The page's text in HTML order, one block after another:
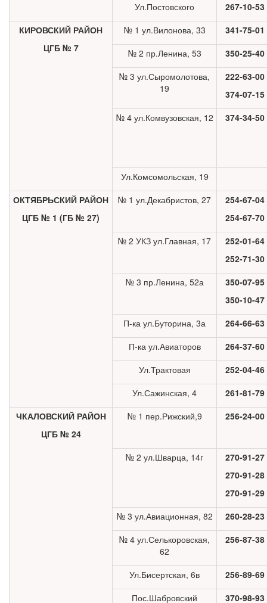
Ул.Постовского
267-10-53
КИРОВСКИЙ РАЙОН
ЦГБ № 7
№ 1 ул.Вилонова, 33
341-75-01
№ 2 пр.Ленина, 53
350-25-40
№ 3 ул.Сыромолотова,
19
222-63-00
374-07-15
№ 4 ул.Комвузовская, 12
374-34-50
Ул.Комсомольская, 19
ОКТЯБРЬСКИЙ РАЙОН
ЦГБ № 1 (ГБ № 27)
№ 1 ул.Декабристов, 27
254-67-04
254-67-70
№ 2 УКЗ ул.Главная, 17
252-01-64
252-71-30
№ 3 пр.Ленина, 52а
350-07-95
350-10-47
П-ка ул.Буторина, 3а
264-66-63
П-ка ул.Авиаторов
264-37-60
Ул.Трактовая
252-04-46
Ул.Сажинская, 4
261-81-79
ЧКАЛОВСКИЙ РАЙОН
ЦГБ № 24
№ 1 пер.Рижский,9 256-24-00
№ 2 ул.Шварца, 14г
270-91-27
270-91-28
270-91-29
№ 3 ул.Авиационная, 82
260-28-23
№ 4 ул.Селькоровская,
62
256-87-38
Ул.Бисертская, 6в
256-89-69
Пос.Шабровский
370-98-93